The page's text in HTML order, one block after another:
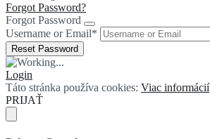
Forgot Password?
Forgot Password
Username or Email*
Login
Táto stránka používa cookies: Viac informácií
PRIJAŤ